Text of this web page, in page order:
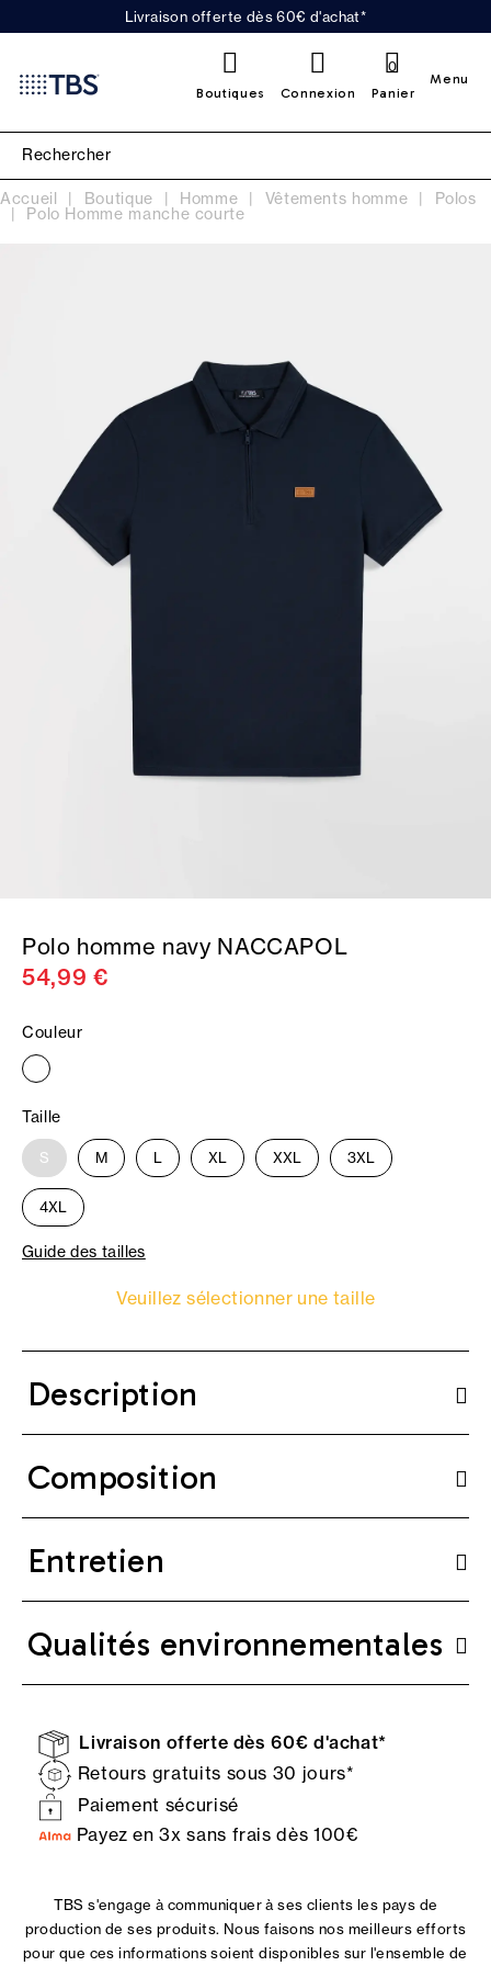
Livraison offerte dès 60€ d'achat*
Boutiques Connexion Panier
0
Menu
Accueil Boutique Homme Vêtements homme Polos
Polo Homme manche courte
Polo homme navy NACCAPOL
54,99 €
Couleur
Taille
S M L XL XXL 3XL
4XL
Guide des tailles
Veuillez sélectionner une taille
Description
Composition
Entretien
Qualités environnementales
Livraison offerte dès 60€ d'achat*
Retours gratuits sous 30 jours*
Paiement sécurisé
Payez en 3x sans frais dès 100€
TBS s'engage à communiquer à ses clients les pays de
production de ses produits. Nous faisons nos meilleurs efforts
pour que ces informations soient disponibles sur l'ensemble de